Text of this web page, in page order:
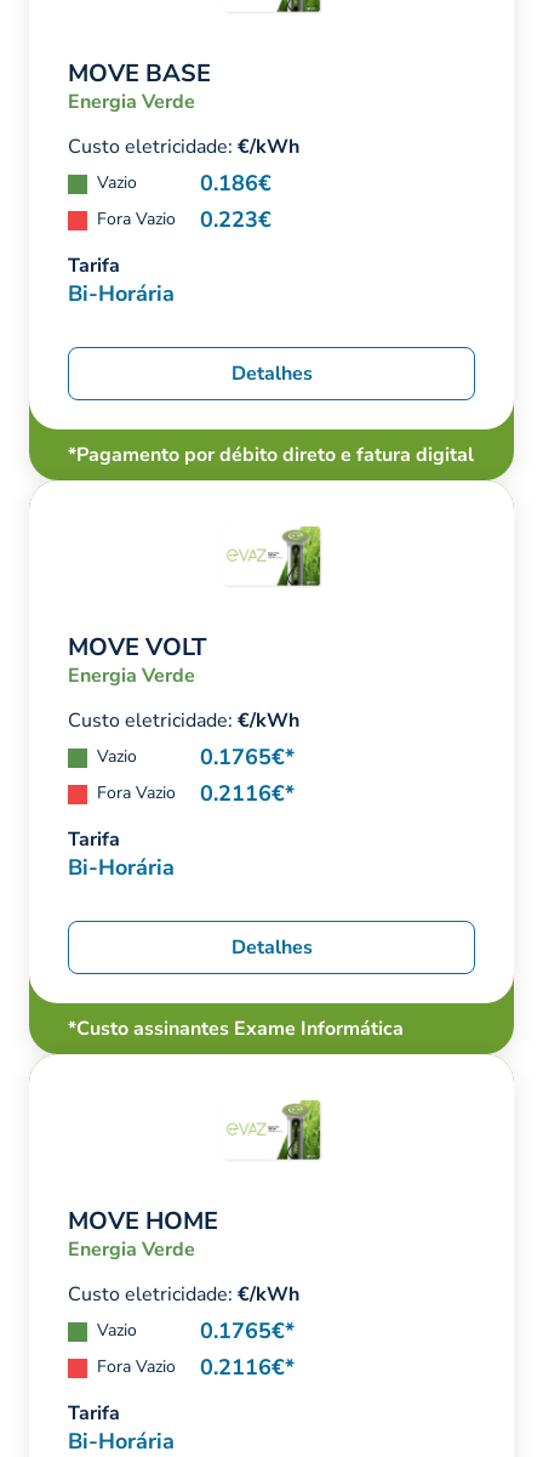
MOVE BASE
Energia Verde
Custo eletricidade: €/kWh
Vazio 0.186€
Fora Vazio 0.223€
Tarifa
Bi-Horária
Detalhes
*Pagamento por débito direto e fatura digital
MOVE VOLT
Energia Verde
Custo eletricidade: €/kWh
Vazio 0.1765€*
Fora Vazio 0.2116€*
Tarifa
Bi-Horária
Detalhes
*Custo assinantes Exame Informática
MOVE HOME
Energia Verde
Custo eletricidade: €/kWh
Vazio 0.1765€*
Fora Vazio 0.2116€*
Tarifa
Bi-Horária